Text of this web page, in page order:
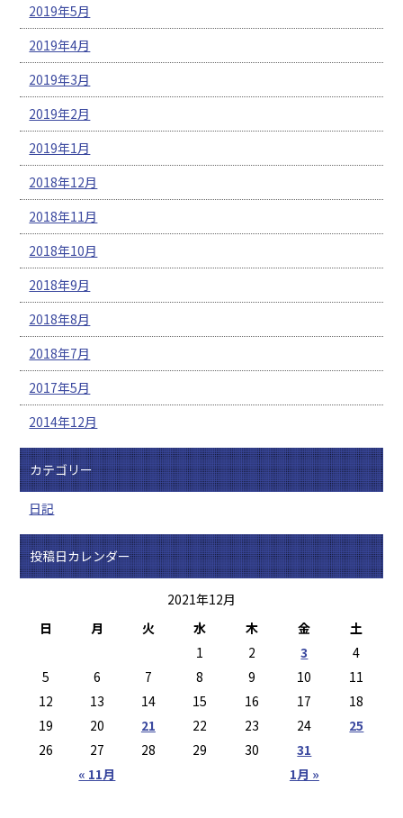
2019年5月
2019年4月
2019年3月
2019年2月
2019年1月
2018年12月
2018年11月
2018年10月
2018年9月
2018年8月
2018年7月
2017年5月
2014年12月
カテゴリー
日記
投稿日カレンダー
2021年12月
日
月 火 水 木 金 土
« 11月 1月 »
1 2 3
4
5
6 7 8 9 10
11
12
13 14 15 16 17
18
19
20 21 22 23 24
25
26
27 28 29 30 31